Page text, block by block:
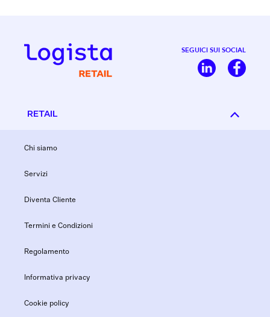
SEGUICI SUI SOCIAL
RETAIL
Chi siamo
Servizi
Diventa Cliente
Termini e Condizioni
Regolamento
Informativa privacy
Cookie policy